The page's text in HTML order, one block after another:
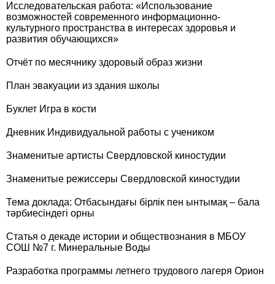
Исследовательская работа: «Использование
возможностей современного информационно-
культурного пространства в интересах здоровья и
развития обучающихся»
Отчёт по месячнику здоровый образ жизни
План эвакуации из здания школы
Буклет Игра в кости
Дневник Индивидуальной работы с учеником
Знаменитые артисты Свердловской киностудии
Знаменитые режиссеры Свердловской киностудии
Тема доклада: Отбасындағы бірлік пен ынтымақ – бала
тәрбиесіндегі орны
Статья о декаде истории и обществознания в МБОУ
СОШ №7 г. Минеральные Воды
Разработка программы летнего трудового лагеря Орион